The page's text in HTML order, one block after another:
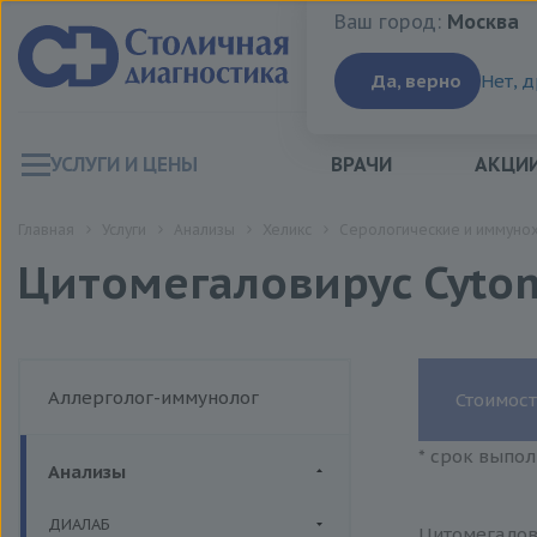
Ваш город:Москва
Ваш город: Москва
Да, верно Нет,
УСЛУГИ И ЦЕНЫ ВРАЧИ
Цитомегаловирус
Аллерголог-иммунолог
Анализы
ДИАЛАБ
* срок